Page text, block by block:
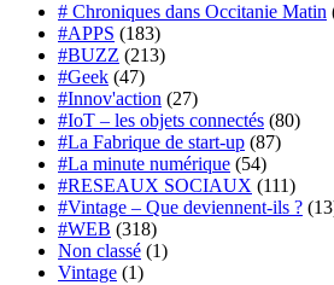
# Chroniques dans Occitanie Matin
#APPS (183)
#BUZZ (213)
#Geek (47)
#Innov'action (27)
#IoT – les objets connectés (80)
#La Fabrique de start-up (87)
#La minute numérique (54)
#RESEAUX SOCIAUX (111)
#Vintage – Que deviennent-ils ?
#WEB (318)
Non classé (1)
Vintage (1)